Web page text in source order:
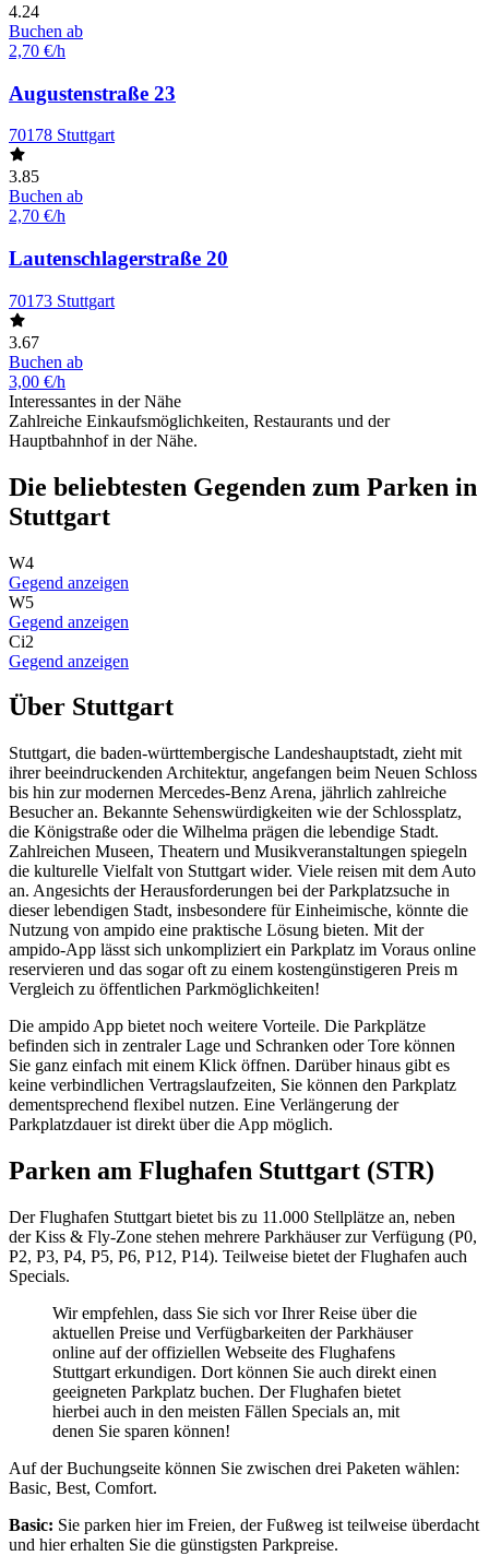
4.24
Buchen ab
2,70 €/h
Augustenstraße 23
70178 Stuttgart
3.85
Buchen ab
2,70 €/h
Lautenschlagerstraße 20
70173 Stuttgart
3.67
Buchen ab
3,00 €/h
Interessantes in der Nähe
Zahlreiche Einkaufsmöglichkeiten, Restaurants und der
Hauptbahnhof in der Nähe.
Die beliebtesten Gegenden zum Parken in
Stuttgart
W4
Gegend anzeigen
W5
Gegend anzeigen
Ci2
Gegend anzeigen
Über Stuttgart
Stuttgart, die baden-württembergische Landeshauptstadt, zieht mit
ihrer beeindruckenden Architektur, angefangen beim Neuen Schloss
bis hin zur modernen Mercedes-Benz Arena, jährlich zahlreiche
Besucher an. Bekannte Sehenswürdigkeiten wie der Schlossplatz,
die Königstraße oder die Wilhelma prägen die lebendige Stadt.
Zahlreichen Museen, Theatern und Musikveranstaltungen spiegeln
die kulturelle Vielfalt von Stuttgart wider. Viele reisen mit dem Auto
an. Angesichts der Herausforderungen bei der Parkplatzsuche in
dieser lebendigen Stadt, insbesondere für Einheimische, könnte die
Nutzung von ampido eine praktische Lösung bieten. Mit der
ampido-App lässt sich unkompliziert ein Parkplatz im Voraus online
reservieren und das sogar oft zu einem kostengünstigeren Preis m
Vergleich zu öffentlichen Parkmöglichkeiten!
Die ampido App bietet noch weitere Vorteile. Die Parkplätze
befinden sich in zentraler Lage und Schranken oder Tore können
Sie ganz einfach mit einem Klick öffnen. Darüber hinaus gibt es
keine verbindlichen Vertragslaufzeiten, Sie können den Parkplatz
dementsprechend flexibel nutzen. Eine Verlängerung der
Parkplatzdauer ist direkt über die App möglich.
Parken am Flughafen Stuttgart (STR)
Der Flughafen Stuttgart bietet bis zu 11.000 Stellplätze an, neben
der Kiss & Fly-Zone stehen mehrere Parkhäuser zur Verfügung (P0,
P2, P3, P4, P5, P6, P12, P14). Teilweise bietet der Flughafen auch
Specials.
Wir empfehlen, dass Sie sich vor Ihrer Reise über die
aktuellen Preise und Verfügbarkeiten der Parkhäuser
online auf der offiziellen Webseite des Flughafens
Stuttgart erkundigen. Dort können Sie auch direkt einen
geeigneten Parkplatz buchen. Der Flughafen bietet
hierbei auch in den meisten Fällen Specials an, mit
denen Sie sparen können!
Auf der Buchungseite können Sie zwischen drei Paketen wählen:
Basic, Best, Comfort.
Basic: Sie parken hier im Freien, der Fußweg ist teilweise überdacht
und hier erhalten Sie die günstigsten Parkpreise.